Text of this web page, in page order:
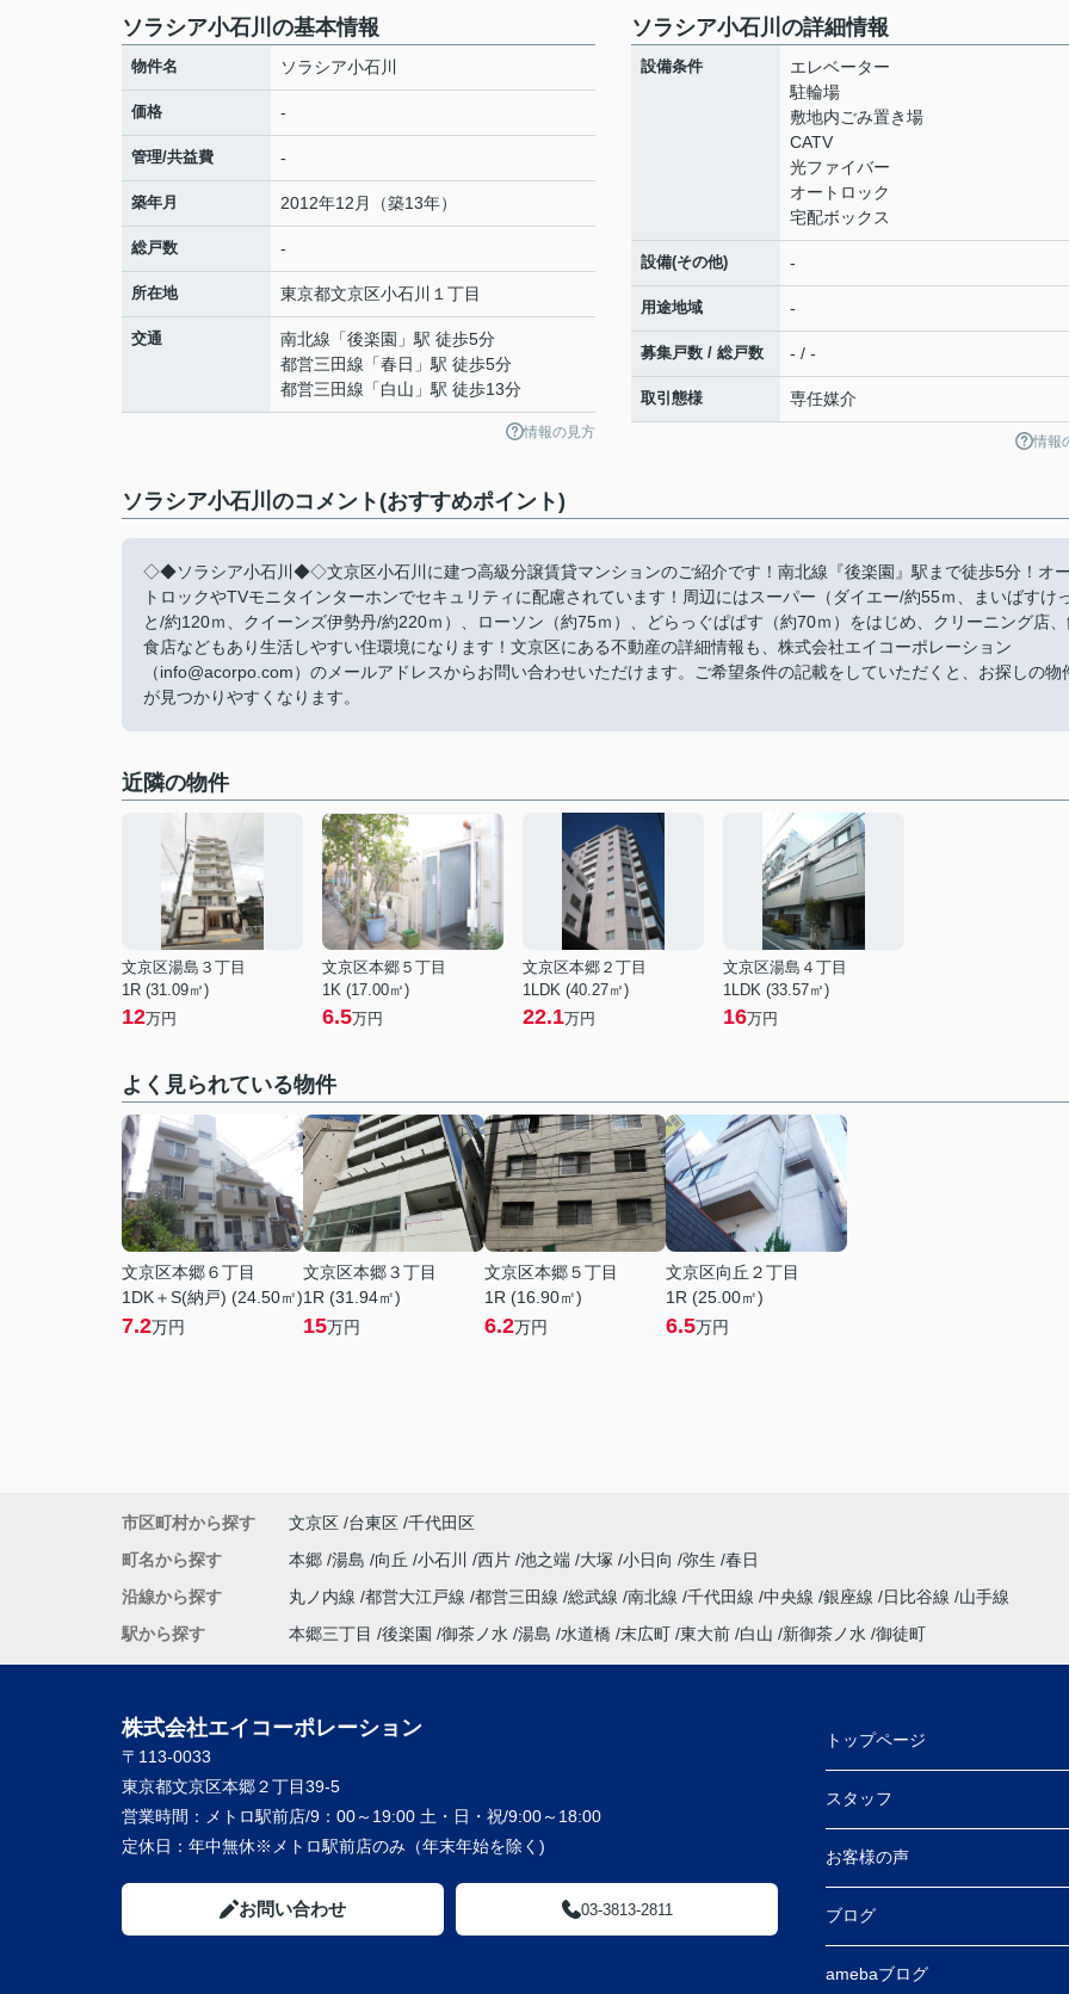
ソラシア小石川の基本情報
物件名 ソラシア小石川
価格 -
管理/共益費 -
築年月 2012年12月（築13年）
総戸数 -
所在地 東京都文京区小石川 １丁目
交通 南北線 「後楽園 」駅 徒歩5分
都営三田線 「春日 」駅 徒歩5分
都営三田線 「白山 」駅 徒歩13分
情報の見方
ソラシア小石川の詳細情報
設備条件
エレベーター
駐輪場
敷地内ごみ置き場
CATV
光ファイバー
オートロック
宅配ボックス
設備(その他) -
用途地域 -
募集戸数 / 総戸数 - / -
取引態様 専任媒介
情報
ソラシア小石川のコメント(おすすめポイント)
◇◆ソラシア小石川◆◇文京区小石川に建つ高級分譲賃貸マンションのご紹介です！南北線『後楽園』駅まで徒歩5分！オー
トロックやTVモニタインターホンでセキュリティに配慮されています！周辺にはスーパー（ダイエー/約55ｍ、まいばすけ
と/約120ｍ、クイーンズ伊勢丹/約220ｍ）、ローソン（約75ｍ）、どらっぐぱぱす（約70ｍ）をはじめ、クリーニング店、
食店などもあり生活しやすい住環境になります！文京区にある不動産の詳細情報も、株式会社エイコーポレーション
（info@acorpo.com）のメールアドレスからお問い合わせいただけます。ご希望条件の記載をしていただくと、お探しの物
が見つかりやすくなります。
近隣の物件
文京区湯島３丁目
1R (31.09㎡)
12万円
文京区本郷５丁目
1K (17.00㎡)
6.5万円
文京区本郷２丁目
1LDK (40.27㎡)
22.1万円
文京区湯島４丁目
1LDK (33.57㎡)
16万円
よく見られている物件
文京区本郷６丁目
1DK＋S(納戸) (24.50㎡)
7.2万円
文京区本郷３丁目
1R (31.94㎡)
15万円
文京区本郷５丁目
1R (16.90㎡)
6.2万円
文京区向丘２丁目
1R (25.00㎡)
6.5万円
市区町村から探す 文京区 台東区 千代田区
町名から探す
本郷 湯島 向丘 小石川 西片 池之端 大塚 小日向 弥生 春日
沿線から探す
丸ノ内線 都営大江戸線 都営三田線 総武線 南北線 千代田線 中央線 銀座線 日比谷線
山手線
駅から探す
本郷三丁目 後楽園 御茶ノ水 湯島 水道橋 末広町 東大前 白山 新御茶ノ水 御徒町
株式会社エイコーポレーション
〒113-0033
東京都文京区本郷２丁目39-5
営業時間：
メトロ駅前店/9：00～19:00 土・日・祝/9:00～18:00
定休日： 年中無休※メトロ駅前店のみ（年末年始を除く)
お問い合わせ 03-3813-2811
トップページ
スタッフ
お客様の声
ブログ
amebaブログ